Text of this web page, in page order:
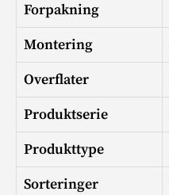
Forpakning
Montering
Overflater
Produktserie
Produkttype
Sorteringer